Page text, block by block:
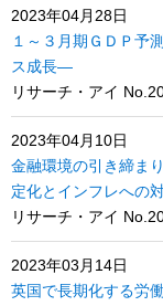
2023年04月28日
１～３月期ＧＤＰ予
ス成長―
リサーチ・アイ
2023年04月10日
金融環境の引き締ま
定化とインフレへの
リサーチ・アイ
2023年03月14日
英国で長期化する労